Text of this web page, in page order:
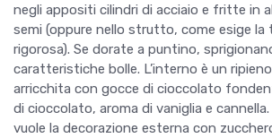
negli appositi cilindri di acciaio e fritte in
semi (oppure nello strutto, come esige la
rigorosa). Se dorate a puntino,
caratteristiche bolle. L’interno è un
arricchita con gocce di cioccolato
di cioccolato, aroma di vaniglia e
vuole la decorazione esterna con